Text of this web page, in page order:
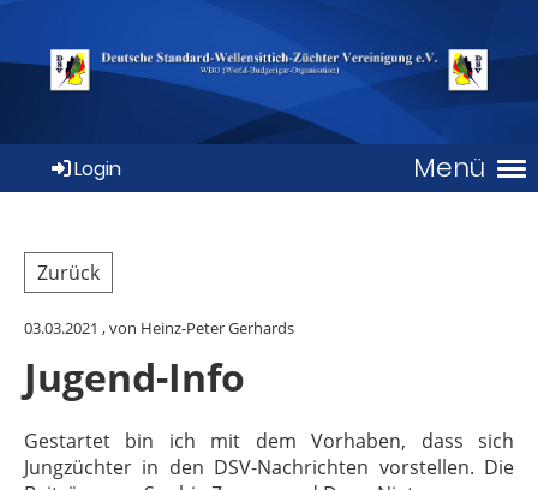
Menü
Login
Zurück
03.03.2021 , von Heinz-Peter Gerhards
Jugend-Info
Gestartet bin ich mit dem Vorhaben, dass sich
Jungzüchter in den DSV-Nachrichten vorstellen. Die